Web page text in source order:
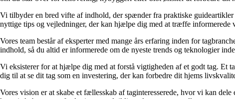
Vi tilbyder en bred vifte af indhold, der spænder fra praktiske
nyttige tips og vejledninger, der kan hjælpe dig med at træffe
Vores team består af eksperter med mange års erfaring inden for
indhold, så du altid er informerede om de nyeste trends og teknologier
Vi eksisterer for at hjælpe dig med at forstå vigtigheden af et godt tag. Et
dig til at se dit tag som en investering, der kan forbedre dit hjems
Vores vision er at skabe et fællesskab af taginteresserede, hvor vi kan